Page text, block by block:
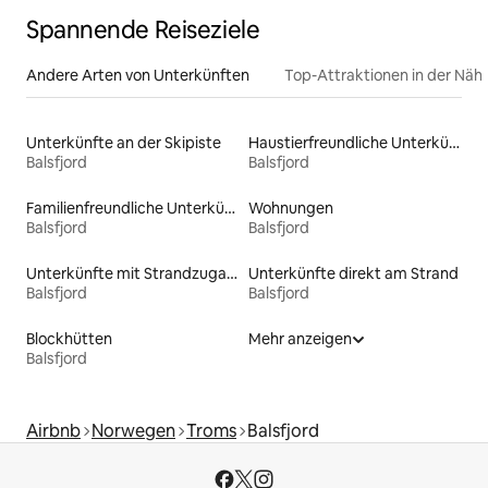
Spannende Reiseziele
Andere Arten von Unterkünften Top-Attraktionen in der
Unterkünfte an der Skipiste
Balsfjord
Haustierfreundliche Unterkünfte
Balsfjord
Familienfreundliche Unterkünfte
Balsfjord
Wohnungen
Balsfjord
Unterkünfte mit Strandzugang
Balsfjord
Unterkünfte direkt am Strand
Balsfjord
Blockhütten
Balsfjord
Mehr anzeigen
Airbnb Norwegen Troms Balsfjord